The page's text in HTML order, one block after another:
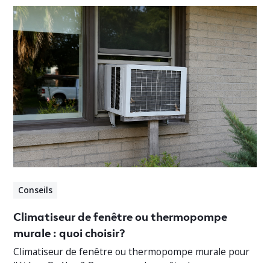
Conseils
Climatiseur de fenêtre ou thermopompe
murale : quoi choisir?
Climatiseur de fenêtre ou thermopompe murale pour